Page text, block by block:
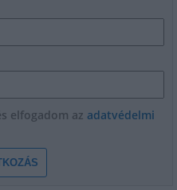
elfogadom az adatvédelmi